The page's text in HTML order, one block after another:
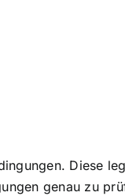
Diese
genau zu